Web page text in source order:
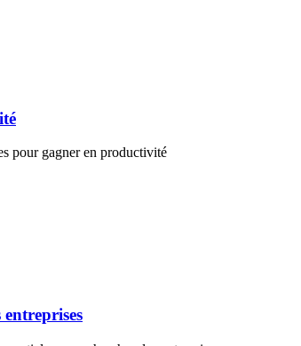
pour gagner en productivité